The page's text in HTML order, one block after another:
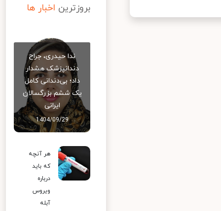
بروزترین اخبار ها
ندا حیدری، جراح
دندانپزشک هشدار
داد؛ بی‌دندانی کامل
یک ششم بزرگسالان
ایرانی
1404/09/29
هر آنچه
که باید
درباره
ویروس
آبله